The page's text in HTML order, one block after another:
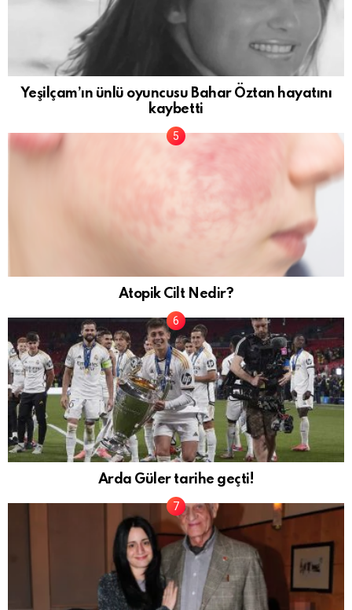
Yeşilçam’ın ünlü oyuncusu Bahar Öztan hayatını
kaybetti
Atopik Cilt Nedir?
Arda Güler tarihe geçti!